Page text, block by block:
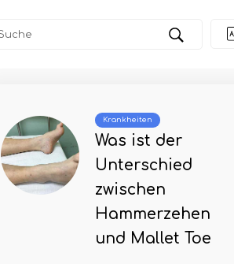
Krankheiten
Was ist der
Unterschied
zwischen
Hammerzehen
und Mallet Toe